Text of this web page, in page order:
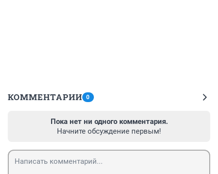
КОММЕНТАРИИ 0
Пока нет ни одного комментария.
Начните обсуждение первым!